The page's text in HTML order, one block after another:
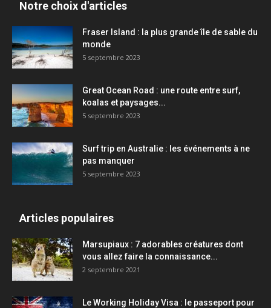
Notre choix d'articles
Fraser Island : la plus grande île de sable du
monde
5 septembre 2023
Great Ocean Road : une route entre surf,
koalas et paysages...
5 septembre 2023
Surf trip en Australie : les événements à ne
pas manquer
5 septembre 2023
Articles populaires
Marsupiaux : 7 adorables créatures dont
vous allez faire la connaissance...
2 septembre 2021
Le Working Holiday Visa : le passeport pour